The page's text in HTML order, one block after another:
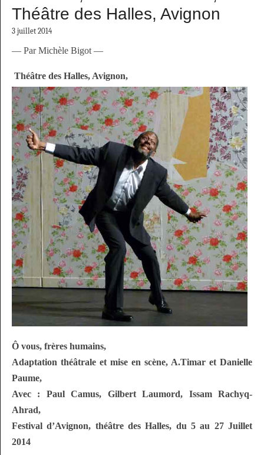
Théâtre des Halles, Avignon
3 juillet 2014
— Par Michèle Bigot —
Théâtre des Halles, Avignon,
Ô vous, frères humains,
Adaptation théâtrale et mise en scène, A.Timar et Danielle
Paume,
Avec : Paul Camus, Gilbert Laumord, Issam Rachyq-
Ahrad,
Festival d’Avignon, théâtre des Halles, du 5 au 27 Juillet
2014